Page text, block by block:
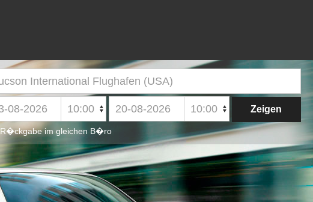
R�ckgabe im gleichen B�ro